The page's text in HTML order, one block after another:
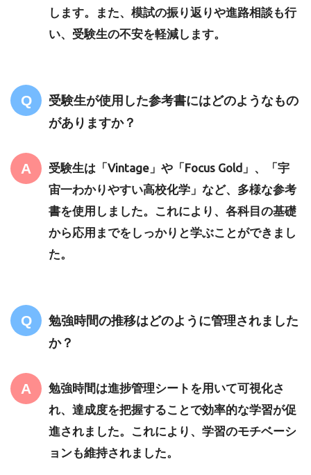
します。また、模試の振り返りや進路相談も行
い、受験生の不安を軽減します。
受験生が使用した参考書にはどのようなもの
がありますか？
受験生は「Vintage」や「Focus Gold」、「宇
宙一わかりやすい高校化学」など、多様な参考
書を使用しました。これにより、各科目の基礎
から応用までをしっかりと学ぶことができまし
た。
勉強時間の推移はどのように管理されました
か？
勉強時間は進捗管理シートを用いて可視化さ
れ、達成度を把握することで効率的な学習が促
進されました。これにより、学習のモチベーシ
ョンも維持されました。